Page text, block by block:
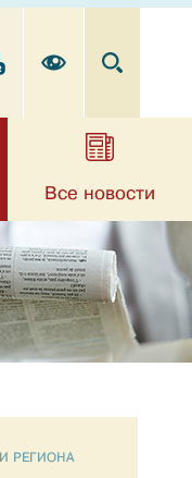
Все новости
РЕГИОНА